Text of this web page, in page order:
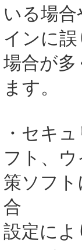
いる場
インに
場合が
ます。
・セキ
フト、
策ソフ
合
設定に